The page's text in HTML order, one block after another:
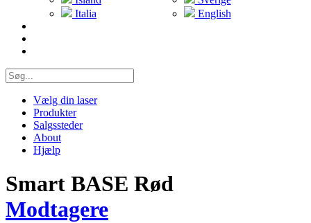
Italia
English
Vælg din laser
Produkter
Salgssteder
About
Hjælp
Smart BASE Rød
Modtagere